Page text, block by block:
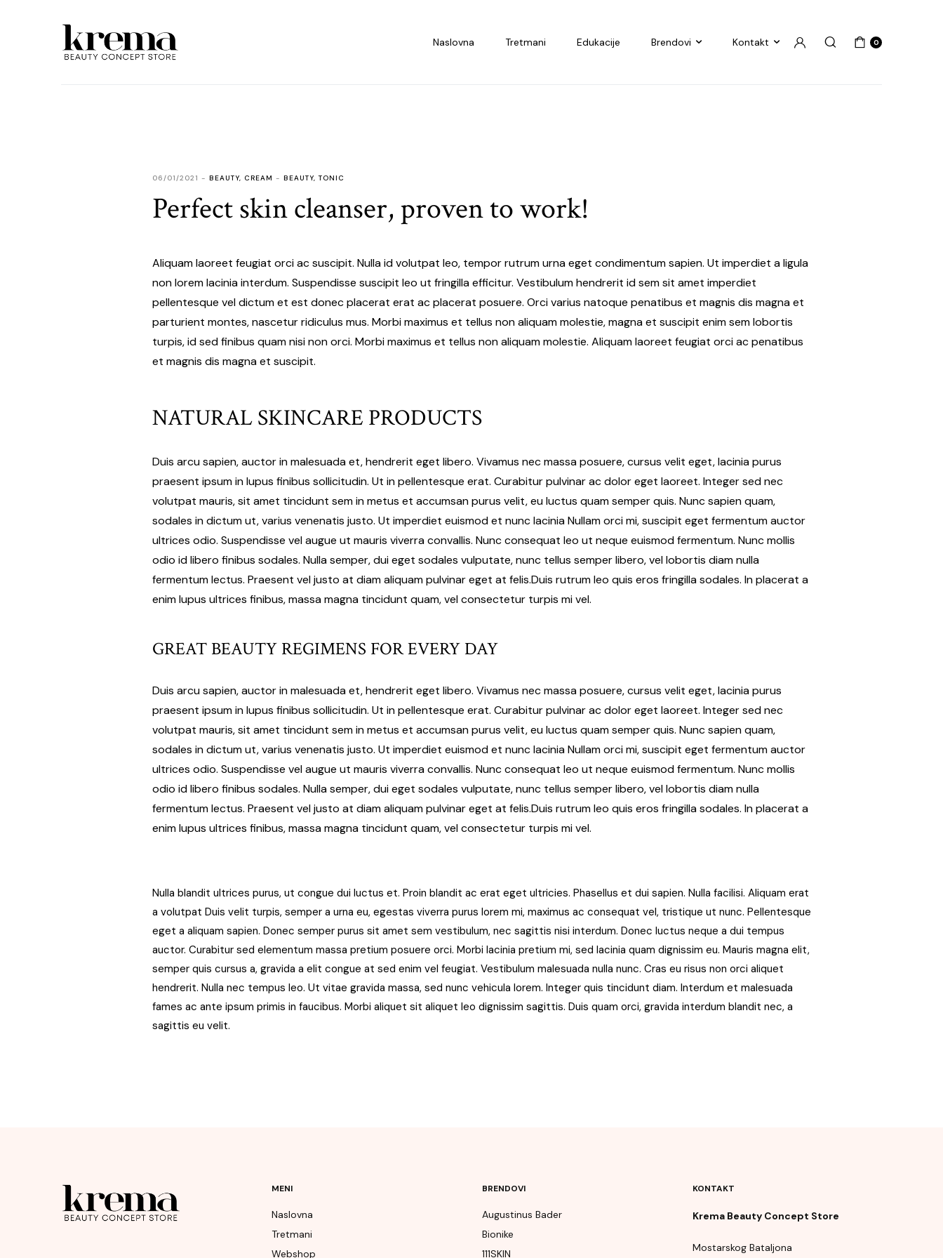
Naslovna Tretmani Edukacije Brendovi Kontakt 0
06/01/2021 BEAUTY, CREAM BEAUTY,TONIC
Perfect skin cleanser, proven to work!
Aliquam laoreet feugiat orci ac suscipit. Nulla id volutpat leo, tempor rutrum urna eget condimentum sapien. Ut imperdiet a ligula
non lorem lacinia interdum. Suspendisse suscipit leo ut fringilla efficitur. Vestibulum hendrerit id sem sit amet imperdiet
pellentesque vel dictum et est donec placerat erat ac placerat posuere. Orci varius natoque penatibus et magnis dis magna et
parturient montes, nascetur ridiculus mus. Morbi maximus et tellus non aliquam molestie, magna et suscipit enim sem lobortis
turpis, id sed finibus quam nisi non orci. Morbi maximus et tellus non aliquam molestie. Aliquam laoreet feugiat orci ac penatibus
et magnis dis magna et suscipit.
NATURAL SKINCARE PRODUCTS
Duis arcu sapien, auctor in malesuada et, hendrerit eget libero. Vivamus nec massa posuere, cursus velit eget, lacinia purus
praesent ipsum in lupus finibus sollicitudin. Ut in pellentesque erat. Curabitur pulvinar ac dolor eget laoreet. Integer sed nec
volutpat mauris, sit amet tincidunt sem in metus et accumsan purus velit, eu luctus quam semper quis. Nunc sapien quam,
sodales in dictum ut, varius venenatis justo. Ut imperdiet euismod et nunc lacinia Nullam orci mi, suscipit eget fermentum auctor
ultrices odio. Suspendisse vel augue ut mauris viverra convallis. Nunc consequat leo ut neque euismod fermentum. Nunc mollis
odio id libero finibus sodales. Nulla semper, dui eget sodales vulputate, nunc tellus semper libero, vel lobortis diam nulla
fermentum lectus. Praesent vel justo at diam aliquam pulvinar eget at felis.Duis rutrum leo quis eros fringilla sodales. In placerat a
enim lupus ultrices finibus, massa magna tincidunt quam, vel consectetur turpis mi vel.
GREAT BEAUTY REGIMENS FOR EVERY DAY
Duis arcu sapien, auctor in malesuada et, hendrerit eget libero. Vivamus nec massa posuere, cursus velit eget, lacinia purus
praesent ipsum in lupus finibus sollicitudin. Ut in pellentesque erat. Curabitur pulvinar ac dolor eget laoreet. Integer sed nec
volutpat mauris, sit amet tincidunt sem in metus et accumsan purus velit, eu luctus quam semper quis. Nunc sapien quam,
sodales in dictum ut, varius venenatis justo. Ut imperdiet euismod et nunc lacinia Nullam orci mi, suscipit eget fermentum auctor
ultrices odio. Suspendisse vel augue ut mauris viverra convallis. Nunc consequat leo ut neque euismod fermentum. Nunc mollis
odio id libero finibus sodales. Nulla semper, dui eget sodales vulputate, nunc tellus semper libero, vel lobortis diam nulla
fermentum lectus. Praesent vel justo at diam aliquam pulvinar eget at felis.Duis rutrum leo quis eros fringilla sodales. In placerat a
enim lupus ultrices finibus, massa magna tincidunt quam, vel consectetur turpis mi vel.
Nulla blandit ultrices purus, ut congue dui luctus et. Proin blandit ac erat eget ultricies. Phasellus et dui sapien. Nulla facilisi. Aliquam erat
a volutpat Duis velit turpis, semper a urna eu, egestas viverra purus lorem mi, maximus ac consequat vel, tristique ut nunc. Pellentesque
eget a aliquam sapien. Donec semper purus sit amet sem vestibulum, nec sagittis nisi interdum. Donec luctus neque a dui tempus
auctor. Curabitur sed elementum massa pretium posuere orci. Morbi lacinia pretium mi, sed lacinia quam dignissim eu. Mauris magna elit,
semper quis cursus a, gravida a elit congue at sed enim vel feugiat. Vestibulum malesuada nulla nunc. Cras eu risus non orci aliquet
hendrerit. Nulla nec tempus leo. Ut vitae gravida massa, sed nunc vehicula lorem. Integer quis tincidunt diam. Interdum et malesuada
fames ac ante ipsum primis in faucibus. Morbi aliquet sit aliquet leo dignissim sagittis. Duis quam orci, gravida interdum blandit nec, a
sagittis eu velit.
MENI
Naslovna
Tretmani
Webshop
BRENDOVI
Augustinus Bader
Bionike
111SKIN
KONTAKT
Krema Beauty Concept Store
Mostarskog Bataljona